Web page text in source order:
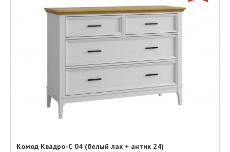
Комод Квадро-С 04 (белый лак + антик 24)